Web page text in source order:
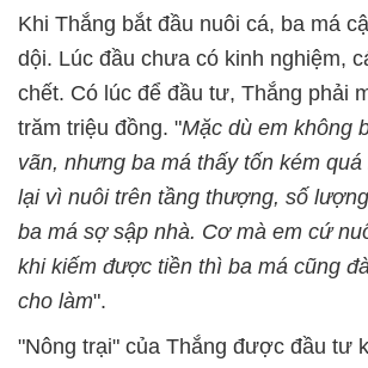
Khi Thắng bắt đầu nuôi cá, ba má
dội. Lúc đầu chưa có kinh nghiệm,
chết. Có lúc để đầu tư, Thắng phải
trăm triệu đồng. "Mặc dù em không
vãn, nhưng ba má thấy tốn kém
lại vì nuôi trên tầng thượng, số
ba má sợ sập nhà. Cơ mà em cứ
khi kiếm được tiền thì ba má cũng
cho làm".
"Nông trại" của Thắng được đầu tư